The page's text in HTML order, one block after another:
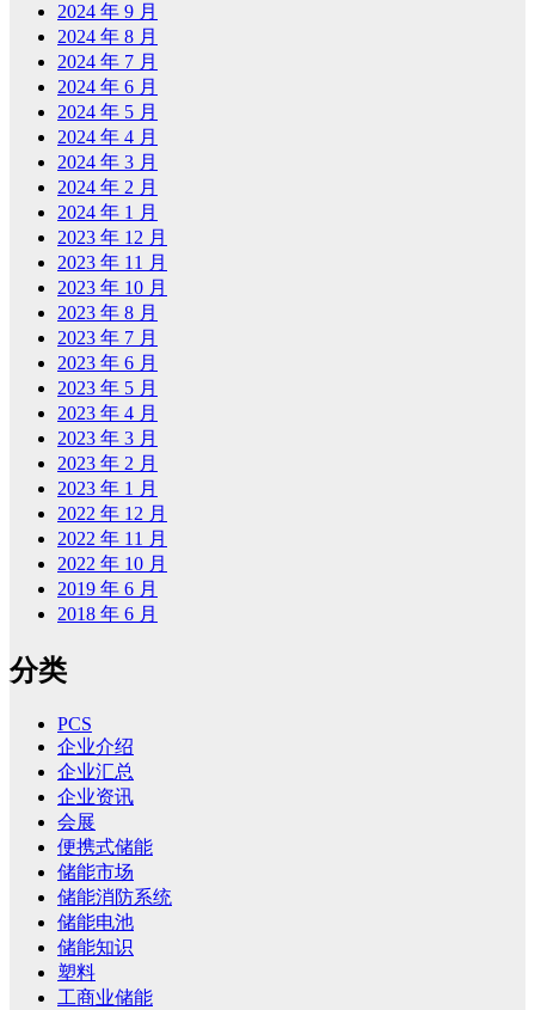
2024 年 9 月
2024 年 8 月
2024 年 7 月
2024 年 6 月
2024 年 5 月
2024 年 4 月
2024 年 3 月
2024 年 2 月
2024 年 1 月
2023 年 12 月
2023 年 11 月
2023 年 10 月
2023 年 8 月
2023 年 7 月
2023 年 6 月
2023 年 5 月
2023 年 4 月
2023 年 3 月
2023 年 2 月
2023 年 1 月
2022 年 12 月
2022 年 11 月
2022 年 10 月
2019 年 6 月
2018 年 6 月
分类
PCS
企业介绍
企业汇总
企业资讯
会展
便携式储能
储能市场
储能消防系统
储能电池
储能知识
塑料
工商业储能